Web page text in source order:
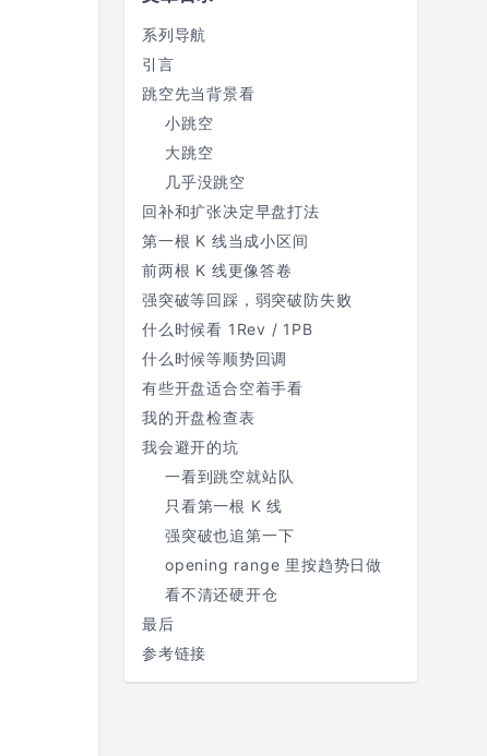
系列导航
引言
跳空先当背景看
小跳空
大跳空
几乎没跳空
回补和扩张决定早盘打法
第一根 K 线当成小区间
前两根 K 线更像答卷
强突破等回踩，弱突破防失败
什么时候看 1Rev / 1PB
什么时候等顺势回调
有些开盘适合空着手看
我的开盘检查表
我会避开的坑
一看到跳空就站队
只看第一根 K 线
强突破也追第一下
opening range 里按趋势日做
看不清还硬开仓
最后
参考链接